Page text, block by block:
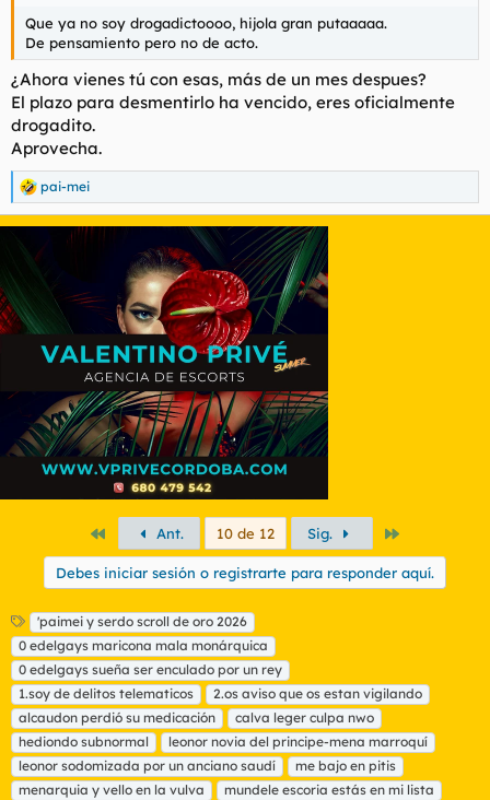
Que ya no soy drogadictoooo, hijola gran putaaaaa.
De pensamiento pero no de acto.
¿Ahora vienes tú con esas, más de un mes despues?
El plazo para desmentirlo ha vencido, eres oficialmente
drogadito.
Aprovecha.
R
e
a
n
e
pai-mei
PrimeroAnt. 10 de 12 Sig.
Debes iniciar sesión o registrarte para responder aquí.
E
t
i
q
u
e
t
a
s
'paimei y serdo scroll de oro 2026
0 edelgays maricona mala monárquica
0 edelgays sueña ser enculado por un rey
1.soy de delitos telematicos
2.os aviso que os estan vigilando
alcaudon perdió su medicación
calva leger culpa nwo
hediondo subnormal
leonor novia del principe-mena marroquí
leonor sodomizada por un anciano saudí
me bajo en pitis
menarquia y vello en la vulva
mundele escoria estás en mi lista